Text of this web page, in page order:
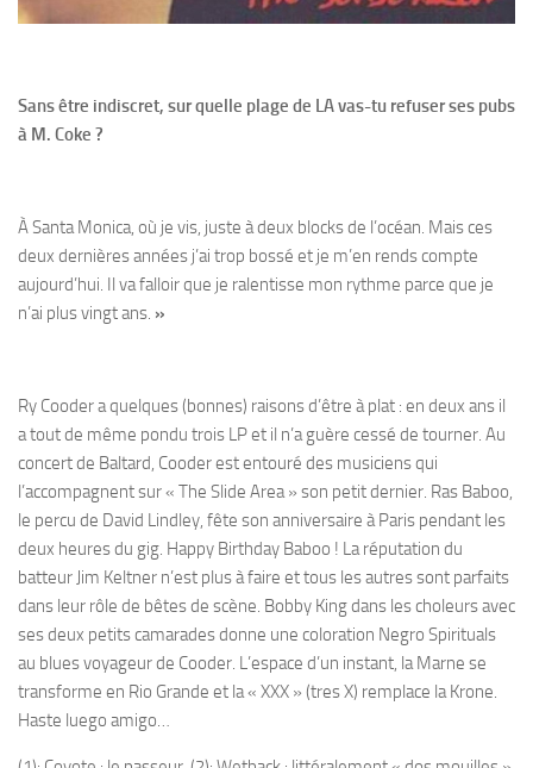
Sans être indiscret, sur quelle plage de LA vas-tu refuser ses pubs
à M. Coke ?
À Santa Monica, où je vis, juste à deux blocks de l’océan. Mais ces
deux dernières années j’ai trop bossé et je m’en rends compte
aujourd’hui. Il va falloir que je ralentisse mon rythme parce que je
n’ai plus vingt ans. »
Ry Cooder a quelques (bonnes) raisons d’être à plat : en deux ans il
a tout de même pondu trois LP et il n’a guère cessé de tourner. Au
concert de Baltard, Cooder est entouré des musiciens qui
l’accompagnent sur « The Slide Area » son petit dernier. Ras Baboo,
le percu de David Lindley, fête son anniversaire à Paris pendant les
deux heures du gig. Happy Birthday Baboo ! La réputation du
batteur Jim Keltner n’est plus à faire et tous les autres sont parfaits
dans leur rôle de bêtes de scène. Bobby King dans les choleurs avec
ses deux petits camarades donne une coloration Negro Spirituals
au blues voyageur de Cooder. L’espace d’un instant, la Marne se
transforme en Rio Grande et la « XXX » (tres X) remplace la Krone.
Haste luego amigo…